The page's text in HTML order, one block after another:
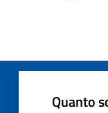
Quanto